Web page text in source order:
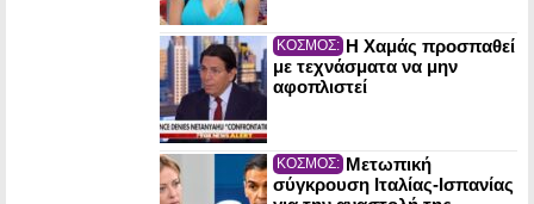
ΚΟΣΜΟΣ: Η Χαμάς προσπαθεί
με τεχνάσματα να μην
αφοπλιστεί
ΚΟΣΜΟΣ: Μετωπική
σύγκρουση Ιταλίας-Ισπανίας